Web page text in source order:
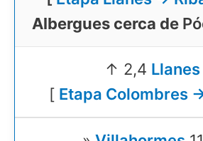
Albergues cerca de
↑ 2,4 Llanes
[ Etapa Colombres